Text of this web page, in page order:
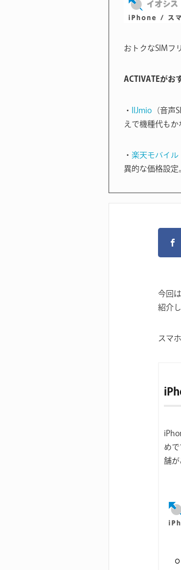
おトクなSIMフ
ACTIVATEがお
・ IIJmio （音声
えで機種代もか
・ 楽天モバイル
異的な価格設定
今回
紹介
スマ
め
舗が